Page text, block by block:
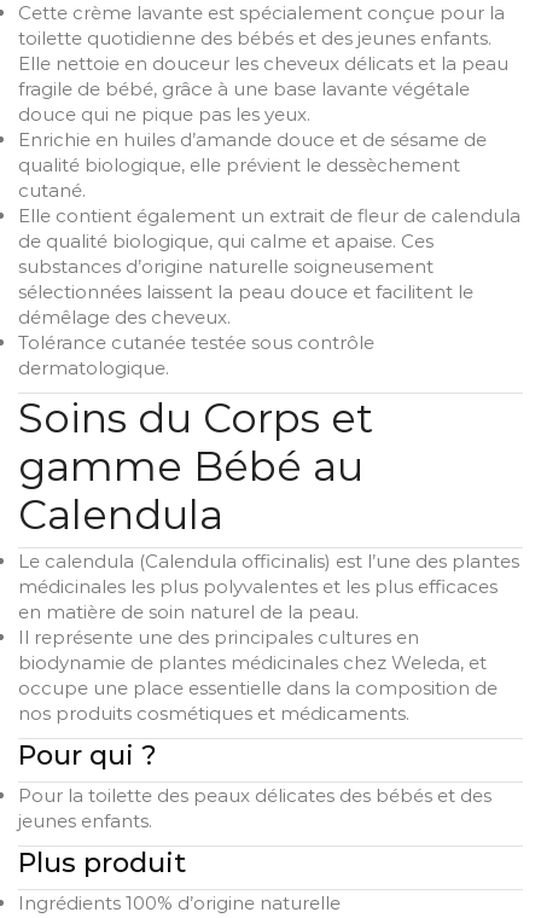
Cette crème lavante est spécialement conçue pour la
toilette quotidienne des bébés et des jeunes enfants.
Elle nettoie en douceur les cheveux délicats et la peau
fragile de bébé, grâce à une base lavante végétale
douce qui ne pique pas les yeux.
Enrichie en huiles d’amande douce et de sésame de
qualité biologique, elle prévient le dessèchement
cutané.
Elle contient également un extrait de fleur de calendula
de qualité biologique, qui calme et apaise. Ces
substances d’origine naturelle soigneusement
sélectionnées laissent la peau douce et facilitent le
démêlage des cheveux.
Tolérance cutanée testée sous contrôle
dermatologique.
Soins du Corps et
gamme Bébé au
Calendula
Le calendula (Calendula officinalis) est l’une des plantes
médicinales les plus polyvalentes et les plus efficaces
en matière de soin naturel de la peau.
Il représente une des principales cultures en
biodynamie de plantes médicinales chez Weleda, et
occupe une place essentielle dans la composition de
nos produits cosmétiques et médicaments.
Pour qui ?
Pour la toilette des peaux délicates des bébés et des
jeunes enfants.
Plus produit
Ingrédients 100% d’origine naturelle